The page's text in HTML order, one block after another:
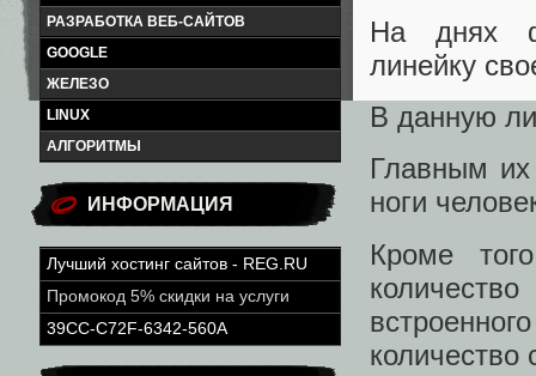
РАЗРАБОТКА ВЕБ-САЙТОВ
GOOGLE
ЖЕЛЕЗО
LINUX
АЛГОРИТМЫ
ИНФОРМАЦИЯ
Лучший хостинг сайтов - REG.RU
Промокод 5% скидки на услуги
39CC-C72F-6342-560A
На днях
линейку
В данную
Главным их
ноги
Кроме
количество